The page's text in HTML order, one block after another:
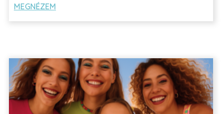
a hatóanyagok pedig pont akkor fejtik ki hatásukat,
MEGNÉZEM